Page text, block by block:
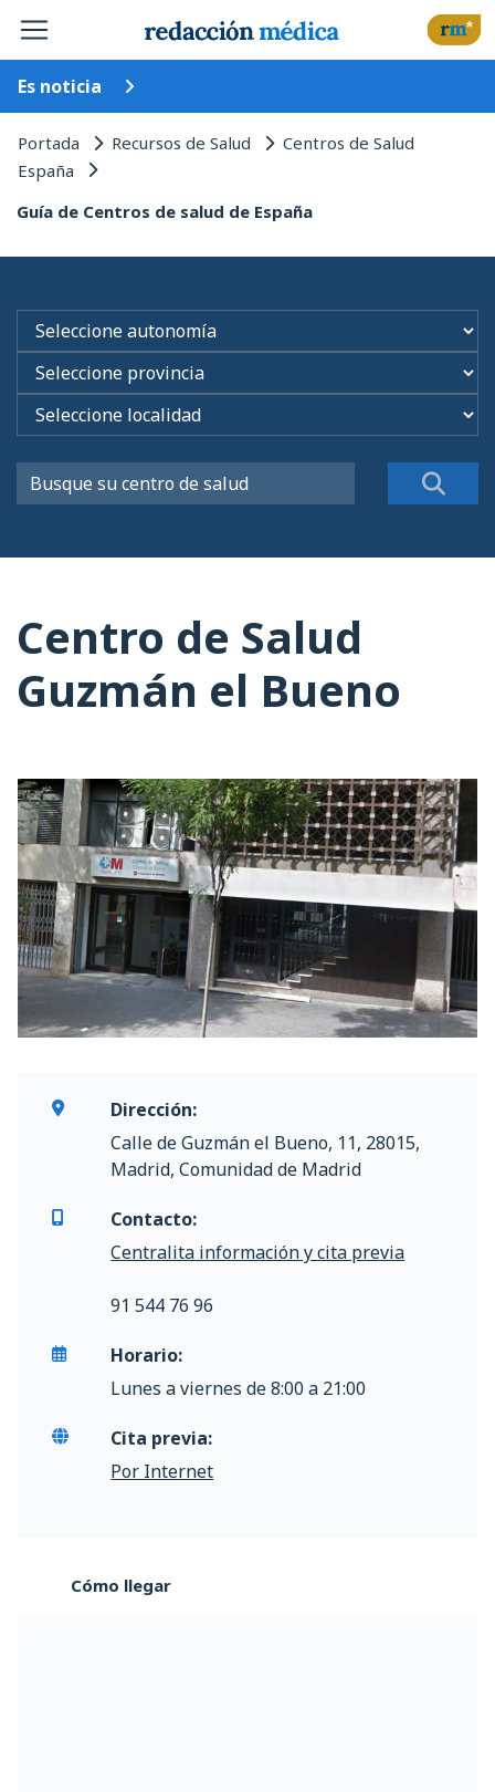
Es noticia
Portada Recursos de Salud Centros de Salud
España
Guía de Centros de salud de España
Centro de Salud
Guzmán el Bueno
Dirección:
Calle de Guzmán el Bueno, 11, 28015,
Madrid, Comunidad de Madrid
Contacto:
Centralita información y cita previa
91 544 76 96
Horario:
Lunes a viernes de 8:00 a 21:00
Cita previa:
Por Internet
Cómo llegar